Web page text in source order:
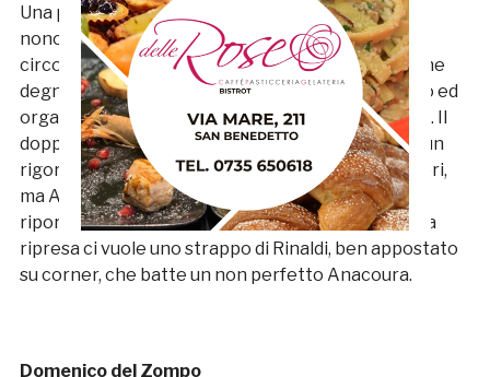
Una partita non adatta ai deboli di cuore dove,
nonostante i tanti discorsi extracalcistici che
circolano sui dorici, si è assistito ad una prestazione
degna, magari sfortunata, contro un Gubbio cinico ed
organizzato, così com’è nelle corde di mister Magi. Il
doppio vantaggio in apertura di Ferri Marini (con un
rigore) sembra indirizzare i tre punti verso gli umbri,
ma Agyei e Frediani, poco prima dell’intervallo,
riportano il risultato in equilibrio Nella combattuta
ripresa ci vuole uno strappo di Rinaldi, ben appostato
su corner, che batte un non perfetto Anacoura.
Domenico del Zompo